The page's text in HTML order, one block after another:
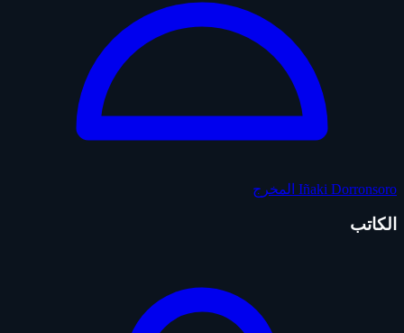
Iñaki Dorronsoro المخرج
الكاتب